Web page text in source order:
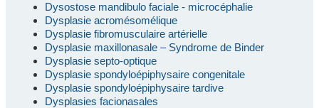
Dysostose mandibulo faciale - microcéphalie
Dysplasie acromésomélique
Dysplasie fibromusculaire artérielle
Dysplasie maxillonasale – Syndrome de Binder
Dysplasie septo-optique
Dysplasie spondyloépiphysaire congenitale
Dysplasie spondyloépiphysaire tardive
Dysplasies facionasales